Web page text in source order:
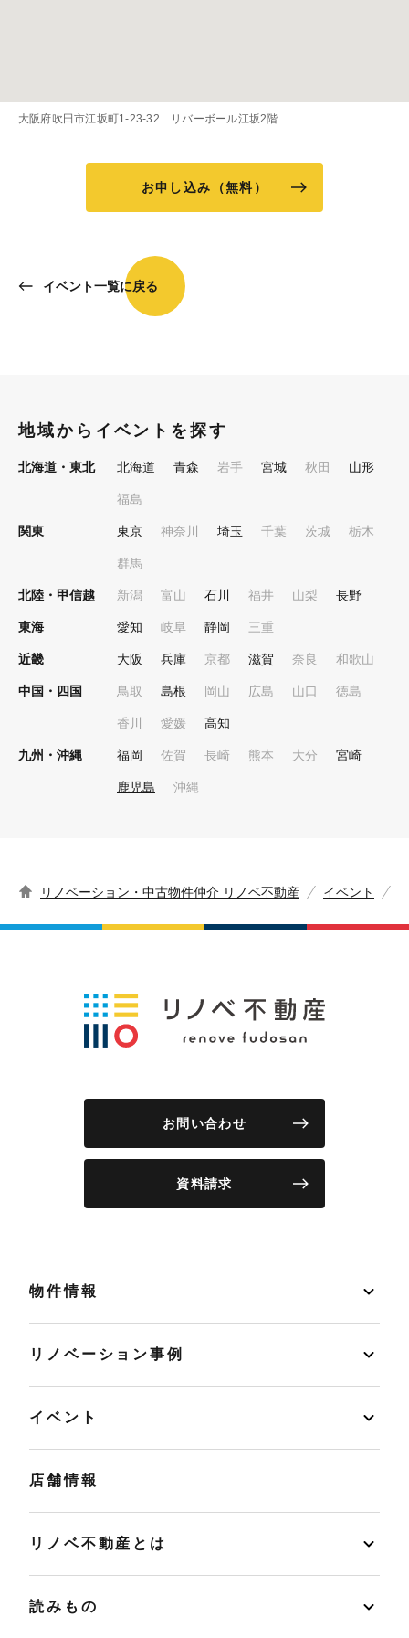
大阪府吹田市江坂町1-23-32 リバーボール江坂2階
お申し込み（無料）
イベント一覧に戻る
地域からイベントを探す
北海道・東北 北海道 青森 岩手 宮城 秋田 山形
福島
関東 東京 神奈川 埼玉 千葉 茨城 栃木
群馬
北陸・甲信越 新潟 富山 石川 福井 山梨 長野
東海 愛知 岐阜 静岡 三重
近畿 大阪 兵庫 京都 滋賀 奈良 和歌山
中国・四国 鳥取 島根 岡山 広島 山口 徳島
香川 愛媛 高知
九州・沖縄 福岡 佐賀 長崎 熊本 大分 宮崎
鹿児島 沖縄
リノベーション・中古物件仲介 リノベ不動産 イベント
お問い合わせ
資料請求
物件情報
リノベーション事例
イベント
店舗情報
リノベ不動産とは
読みもの